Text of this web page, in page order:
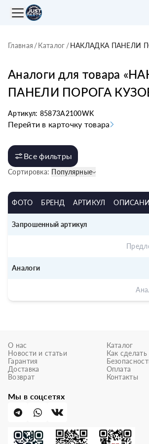
Главная /Каталог /НАКЛАДКА ПАНЕЛИ
Аналоги для товара «
ПАНЕЛИ ПОРОГА
Артикул: 85873A2100WK
Перейти в карточку товара
Все фильтры
Сортировка: Популярные
ФОТО БРЕНД АРТИКУЛ
Запрошенный артикул
Аналоги
О нас
Новости и статьи
Гарантия
Доставка
Возврат
Каталог
Как сделать
Оплата
Контакты
Мы в соцсетях